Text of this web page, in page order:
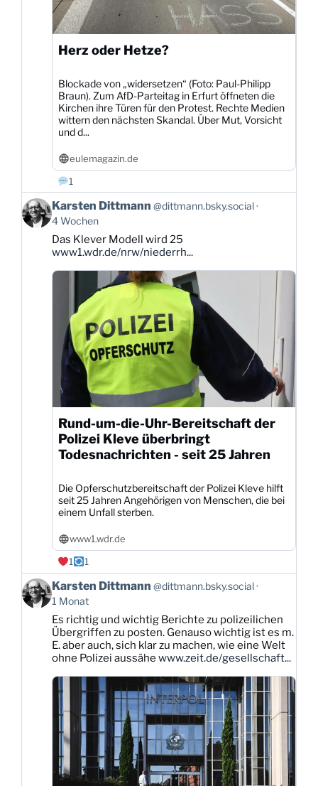
Herz oder Hetze?
Blockade von „widersetzen“ (Foto: Paul-Philipp
Braun). Zum AfD-Parteitag in Erfurt öffneten die
Kirchen ihre Türen für den Protest. Rechte Medien
wittern den nächsten Skandal. Über Mut, Vorsicht
und d...
eulemagazin.de
1
Beitrag
von
Karsten
Dittmann
Bluesky
Karsten Dittmann @dittmann.bsky.social
4 Wochen
Das Klever Modell wird 25
www1.wdr.de/nrw/niederrh...
Rund-um-die-Uhr-Bereitschaft der
Polizei Kleve überbringt
Todesnachrichten - seit 25 Jahren
Die Opferschutzbereitschaft der Polizei Kleve hilft
seit 25 Jahren Angehörigen von Menschen, die bei
einem Unfall sterben.
www1.wdr.de
1
1
Beitrag
von
Karsten
Dittmann
Bluesky
ansehen
Karsten Dittmann @dittmann.bsky.social
1 Monat
Es richtig und wichtig Berichte zu polizeilichen
Übergriffen zu posten. Genauso wichtig ist es m.
E. aber auch, sich klar zu machen, wie eine Welt
ohne Polizei aussähe www.zeit.de/gesellschaft...